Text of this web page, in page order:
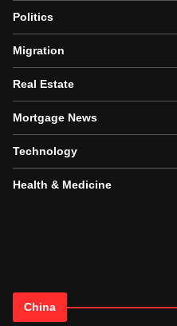
Politics
Migration
Real Estate
Mortgage News
Technology
Health & Medicine
China